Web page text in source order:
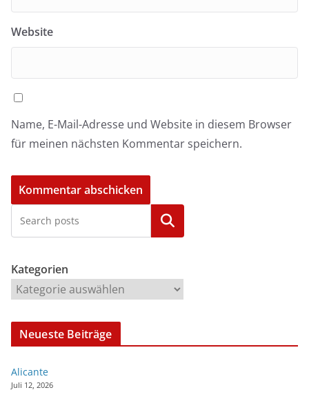
Website
Name, E-Mail-Adresse und Website in diesem Browser
für meinen nächsten Kommentar speichern.
Kategorien
Kategorien
Neueste Beiträge
Alicante
Juli 12, 2026